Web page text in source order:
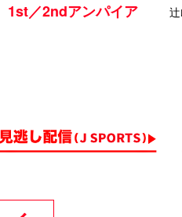
1st／2ndアンパイア